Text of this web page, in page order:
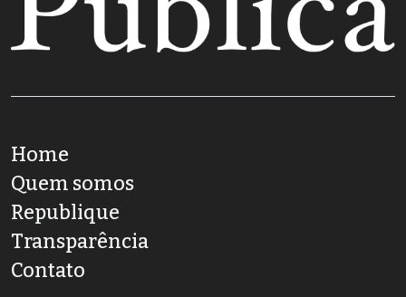
Home
Quem somos
Republique
Transparência
Contato